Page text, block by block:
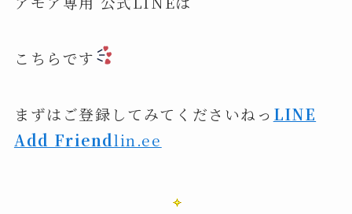
こちらです
まずはご登録してみてくださいねっ LINE
Add Friendlin.ee